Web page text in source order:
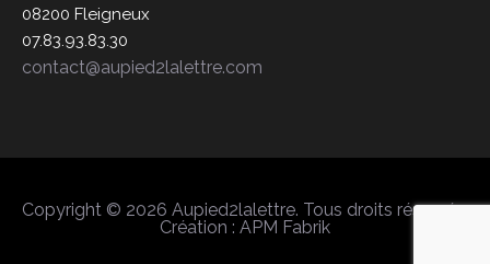
08200 Fleigneux
07.83.93.83.30
contact@aupied2lalettre.com
Copyright © 2026 Aupied2lalettre. Tous droits réservés.
Création : APM Fabrik